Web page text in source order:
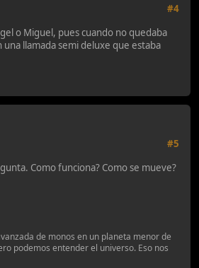
#4
o Miguel, pues cuando no quedaba
llamada semi deluxe que estaba
#5
Como funciona? Como se mueve?
de monos en un planeta menor de
podemos entender el universo. Eso nos